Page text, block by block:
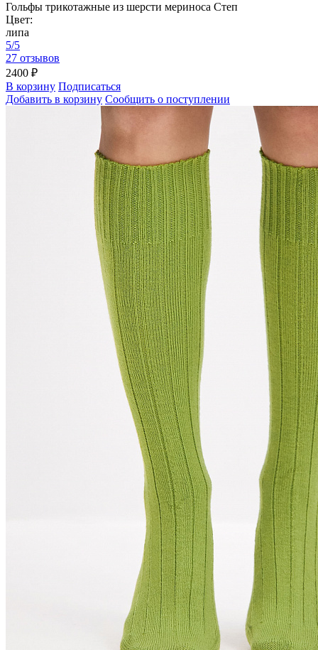
Гольфы трикотажные из шерсти мериноса Степ
Цвет:
липа
5/5
27 отзывов
2400 ₽
В корзину Подписаться
Добавить в корзину Сообщить о поступлении